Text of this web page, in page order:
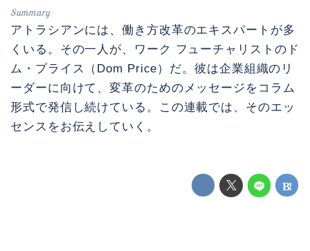
アトラシアンには、働き方改革のエキスパートが多
くいる。その一人が、ワーク フューチャリストのド
ム・プライス（Dom Price）だ。彼は企業組織のリ
ーダーに向けて、変革のためのメッセージをコラム
形式で発信し続けている。この連載では、そのエッ
センスをお伝えしていく。